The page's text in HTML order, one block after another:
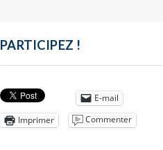
PARTICIPEZ !
E-mail
Imprimer
Commenter